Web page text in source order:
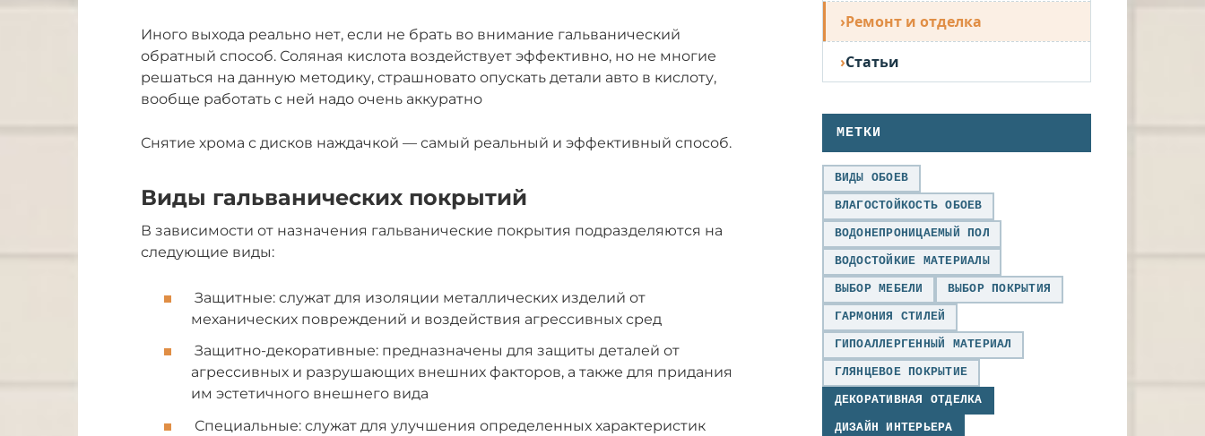
Иного выхода реально нет, если не брать во внимание гальванический
обратный способ. Соляная кислота воздействует эффективно, но не многие
решаться на данную методику, страшновато опускать детали авто в кислоту,
вообще работать с ней надо очень аккуратно
Снятие хрома с дисков наждачкой — самый реальный и эффективный способ.
Виды гальванических покрытий
В зависимости от назначения гальванические покрытия подразделяются на
следующие виды:
Защитные: служат для изоляции металлических изделий от
механических повреждений и воздействия агрессивных сред
Защитно-декоративные: предназначены для защиты деталей от
агрессивных и разрушающих внешних факторов, а также для придания
им эстетичного внешнего вида
Специальные: служат для улучшения определенных характеристик
Ремонт и отделка
Статьи
МЕТКИ
ВИДЫ ОБОЕВ
ВЛАГОСТОЙКОСТЬ ОБОЕВ
ВОДОНЕПРОНИЦАЕМЫЙ ПОЛ
ВОДОСТОЙКИЕ МАТЕРИАЛЫ
ВЫБОР МЕБЕЛИ ВЫБОР ПОКРЫТИЯ
ГАРМОНИЯ СТИЛЕЙ
ГИПОАЛЛЕРГЕННЫЙ МАТЕРИАЛ
ГЛЯНЦЕВОЕ ПОКРЫТИЕ
ДЕКОРАТИВНАЯ ОТДЕЛКА
ДИЗАЙН ИНТЕРЬЕРА